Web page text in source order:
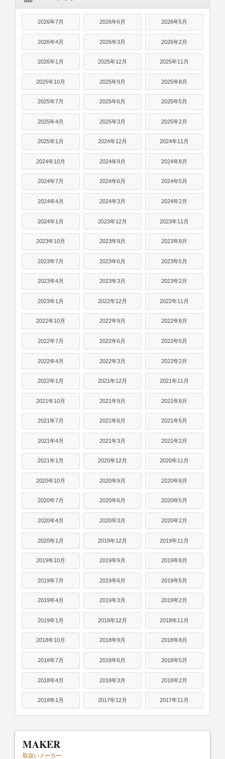
2026年7月 2026年6月 2026年5月
2026年4月 2026年3月 2026年2月
2026年1月 2025年12月 2025年11月
2025年10月 2025年9月 2025年8月
2025年7月 2025年6月 2025年5月
2025年4月 2025年3月 2025年2月
2025年1月 2024年12月 2024年11月
2024年10月 2024年9月 2024年8月
2024年7月 2024年6月 2024年5月
2024年4月 2024年3月 2024年2月
2024年1月 2023年12月 2023年11月
2023年10月 2023年9月 2023年8月
2023年7月 2023年6月 2023年5月
2023年4月 2023年3月 2023年2月
2023年1月 2022年12月 2022年11月
2022年10月 2022年9月 2022年8月
2022年7月 2022年6月 2022年5月
2022年4月 2022年3月 2022年2月
2022年1月 2021年12月 2021年11月
2021年10月 2021年9月 2021年8月
2021年7月 2021年6月 2021年5月
2021年4月 2021年3月 2021年2月
2021年1月 2020年12月 2020年11月
2020年10月 2020年9月 2020年8月
2020年7月 2020年6月 2020年5月
2020年4月 2020年3月 2020年2月
2020年1月 2019年12月 2019年11月
2019年10月 2019年9月 2019年8月
2019年7月 2019年6月 2019年5月
2019年4月 2019年3月 2019年2月
2019年1月 2018年12月 2018年11月
2018年10月 2018年9月 2018年8月
2018年7月 2018年6月 2018年5月
2018年4月 2018年3月 2018年2月
2018年1月 2017年12月 2017年11月
MAKER
取扱いメーカー